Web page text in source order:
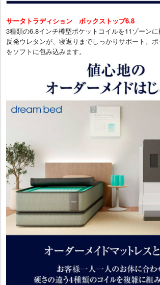
サータトラディション ボックストップ6.8
3種類の6.8インチ樽型ポケットコイルを11ゾーン
反発ウレタンが、寝返りまでしっかりサポート。
をソフトに包み込みます。